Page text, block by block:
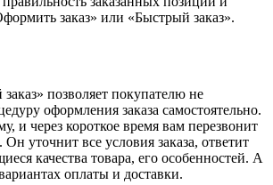
заказ» или «Быстрый заказ».
позволяет покупателю не
оформления заказа самостоятельно.
и через короткое время вам перезвонит
уточнит все условия заказа, ответит
качества товара, его особенностей. А
оплаты и доставки.